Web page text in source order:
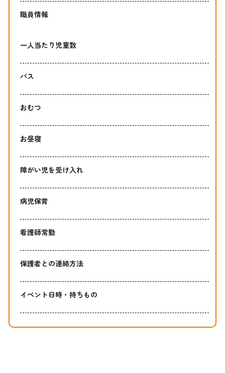
職員情報
一人当たり児童数
バス
おむつ
お昼寝
障がい児を受け入れ
病児保育
看護師常勤
保護者との連絡方法
イベント日時・持ちもの